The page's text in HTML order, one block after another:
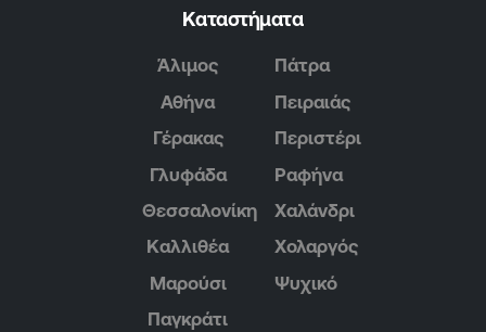
Καταστήματα
Άλιμος
Αθήνα
Γέρακας
Γλυφάδα
Θεσσαλονίκη
Καλλιθέα
Μαρούσι
Παγκράτι
Πάτρα
Πειραιάς
Περιστέρι
Ραφήνα
Χαλάνδρι
Χολαργός
Ψυχικό